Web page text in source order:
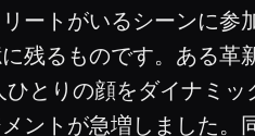
ートがいるシーンに
残るものです。ある
ひとりの顔をダイナミ
ントが急増しました